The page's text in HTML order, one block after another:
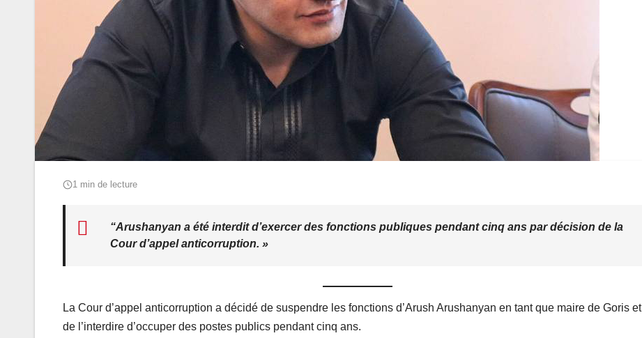
1 min de lecture
“Arushanyan a été interdit d’exercer des fonctions publiques pendant cinq ans par décision de la
Cour d’appel anticorruption. »
La Cour d’appel anticorruption a décidé de suspendre les fonctions d’Arush Arushanyan en tant que maire de Goris et
de l’interdire d’occuper des postes publics pendant cinq ans.